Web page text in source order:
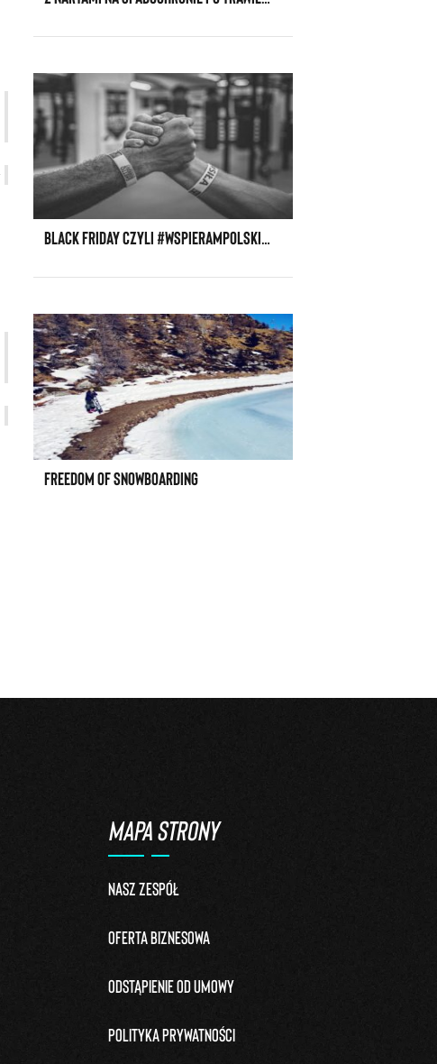
BLACK FRIDAY CZYLI #WSPIERAMPOLSKIEBIZNESY
FREEDOM OF SNOWBOARDING
MAPA STRONY
Nasz zespół
Oferta biznesowa
Odstąpienie od umowy
Polityka prywatności